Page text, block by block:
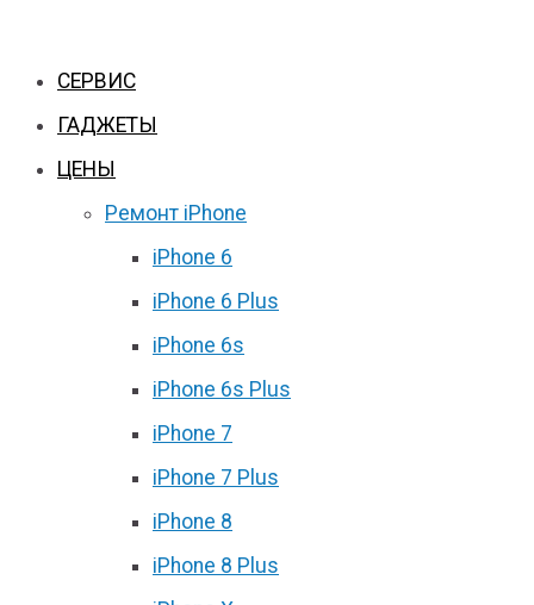
СЕРВИС
ГАДЖЕТЫ
ЦЕНЫ
Ремонт iPhone
iPhone 6
iPhone 6 Plus
iPhone 6s
iPhone 6s Plus
iPhone 7
iPhone 7 Plus
iPhone 8
iPhone 8 Plus